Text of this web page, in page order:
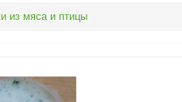
из мяса и птицы